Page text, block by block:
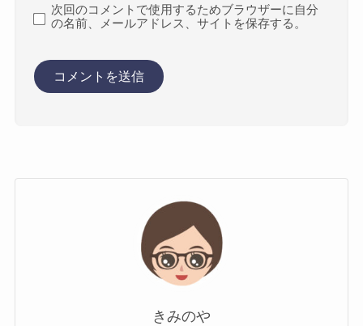
次回のコメントで使用するためブラウザーに自分
の名前、メールアドレス、サイトを保存する。
きみのや